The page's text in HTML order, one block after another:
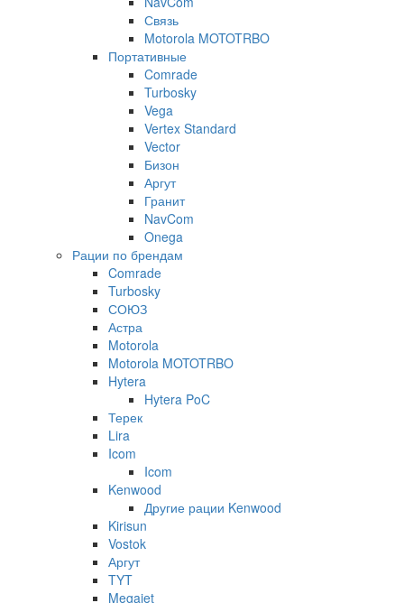
Связь
Motorola MOTOTRBO
Портативные
Comrade
Turbosky
Vega
Vertex Standard
Vector
Бизон
Аргут
Гранит
NavCom
Onega
Рации по брендам
Comrade
Turbosky
СОЮЗ
Астра
Motorola
Motorola MOTOTRBO
Hytera
Hytera PoC
Терек
Lira
Icom
Icom
Kenwood
Другие рации Kenwood
Kirisun
Vostok
Аргут
TYT
Megajet